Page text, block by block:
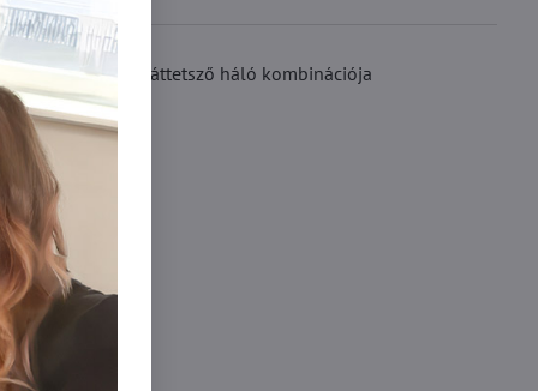
sima anyag és az áttetsző háló kombinációja
xl/xxl